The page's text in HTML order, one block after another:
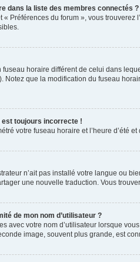
dans la liste des membres connectés ?
Préférences du forum », vous trouverez
horaire différent de celui dans
Notez que la modification du fuseau
est toujours incorrecte !
votre fuseau horaire et l’heure d’été
n’ait pas installé votre langue ou
une nouvelle traduction. Vous
de mon nom d’utilisateur ?
avec votre nom d’utilisateur lorsque
image, souvent plus grande, est